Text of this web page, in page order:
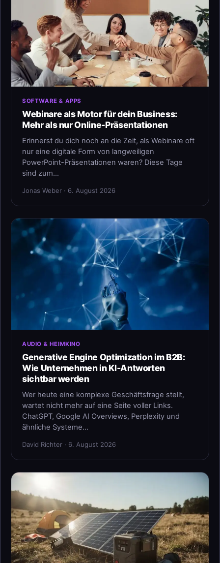
SOFTWARE & APPS
Webinare als Motor für dein Business:
Mehr als nur Online-Präsentationen
Erinnerst du dich noch an die Zeit, als Webinare oft
nur eine digitale Form von langweiligen
PowerPoint-Präsentationen waren? Diese Tage
sind zum…
Jonas Weber · 6. August 2026
AUDIO & HEIMKINO
Generative Engine Optimization im B2B:
Wie Unternehmen in KI-Antworten
sichtbar werden
Wer heute eine komplexe Geschäftsfrage stellt,
wartet nicht mehr auf eine Seite voller Links.
ChatGPT, Google AI Overviews, Perplexity und
ähnliche Systeme…
David Richter · 6. August 2026